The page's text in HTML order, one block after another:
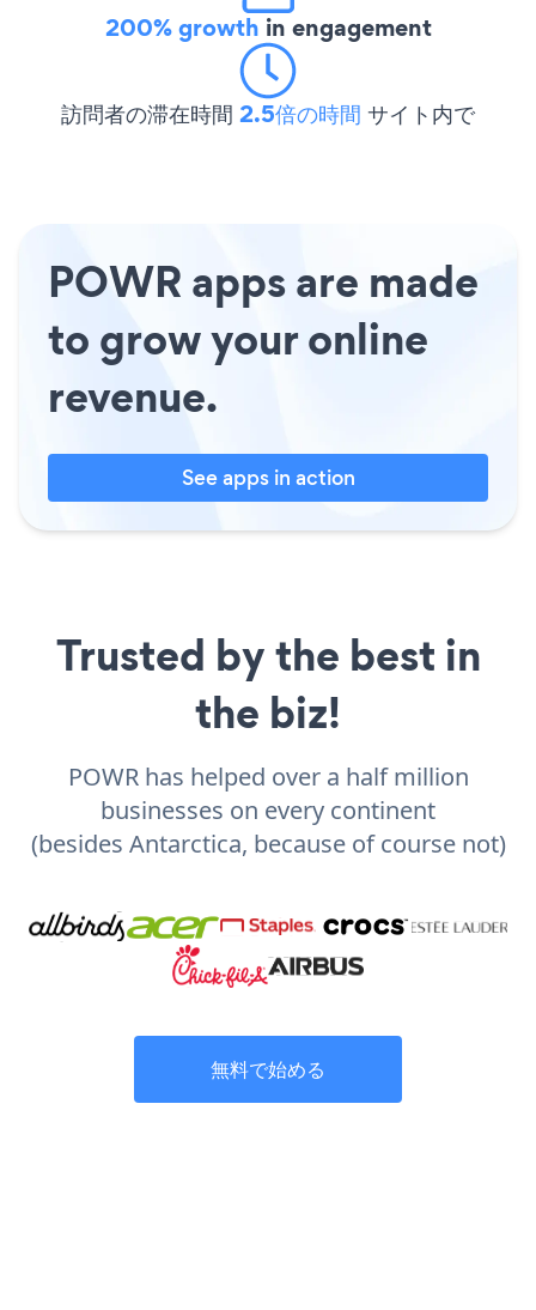
200% growth in engagement
訪問者の滞在時間 2.5倍の時間 サイト内で
POWR apps are made
to grow your online
revenue.
See apps in action
Trusted by the best in
the biz!
POWR has helped over a half million
businesses on every continent
(besides Antarctica, because of course not)
無料で始める